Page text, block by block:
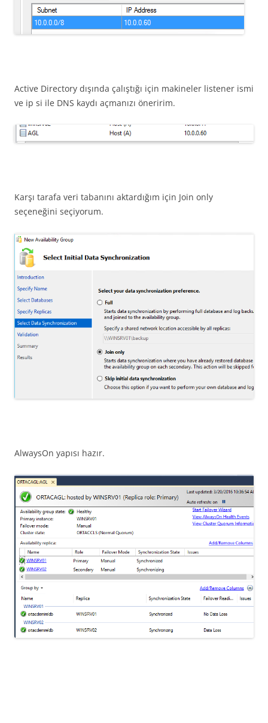
Active Directory dışında çalıştığı için makineler listener ismi
ve ip si ile DNS kaydı açmanızı öneririm.
Karşı tarafa veri tabanını aktardığım için Join only
seçeneğini seçiyorum.
AlwaysOn yapısı hazır.